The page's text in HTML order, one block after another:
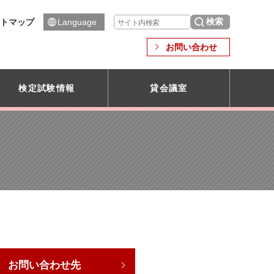
マップ Language
お問い合わせ
検定試験情報 貸会議室
お問い合わせ先